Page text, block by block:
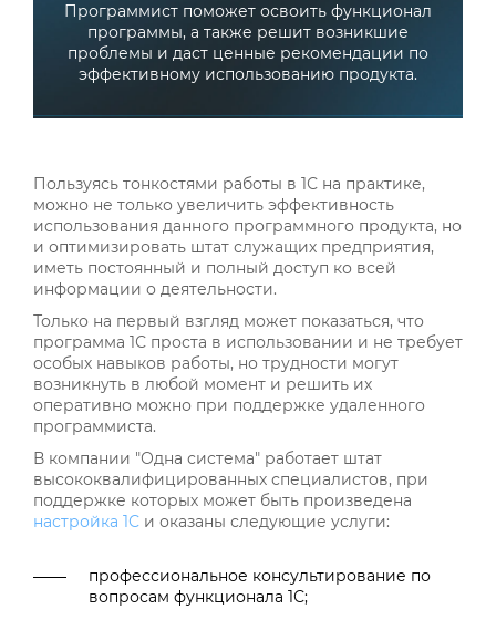
Программист поможет освоить функционал
программы, а также решит возникшие
проблемы и даст ценные рекомендации по
эффективному использованию продукта.
Пользуясь тонкостями работы в 1С на практике,
можно не только увеличить эффективность
использования данного программного продукта, но
и оптимизировать штат служащих предприятия,
иметь постоянный и полный доступ ко всей
информации о деятельности.
Только на первый взгляд может показаться, что
программа 1С проста в использовании и не требует
особых навыков работы, но трудности могут
возникнуть в любой момент и решить их
оперативно можно при поддержке удаленного
программиста.
В компании "Одна система" работает штат
высококвалифицированных специалистов, при
поддержке которых может быть произведена
настройка 1С и оказаны следующие услуги:
профессиональное консультирование по
вопросам функционала 1С;